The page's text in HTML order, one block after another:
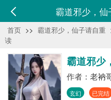
霸道邪少，
首页 >> 霸道邪少，仙子请自重
读
霸道邪少
作者： 老衲
玄幻 已完结